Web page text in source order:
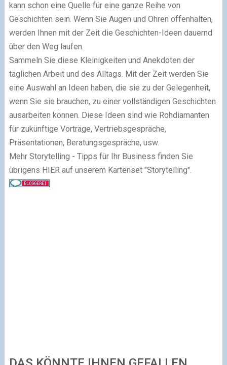
kann schon eine Quelle für eine ganze Reihe von
Geschichten sein. Wenn Sie Augen und Ohren offenhalten,
werden Ihnen mit der Zeit die Geschichten-Ideen dauernd
über den Weg laufen.
Sammeln Sie diese Kleinigkeiten und Anekdoten der
täglichen Arbeit und des Alltags. Mit der Zeit werden Sie
eine Auswahl an Ideen haben, die sie zu der Gelegenheit,
wenn Sie sie brauchen, zu einer vollständigen Geschichten
ausarbeiten können. Diese Ideen sind wie Rohdiamanten
für zukünftige Vorträge, Vertriebsgespräche,
Präsentationen, Beratungsgespräche, usw.
Mehr Storytelling - Tipps für Ihr Business finden Sie
übrigens HIER auf unserem Kartenset "Storytelling".